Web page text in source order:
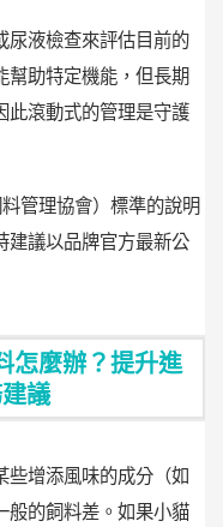
尿液檢查來評估目前的
幫助特定機能，但長期
此滾動式的管理是守護
管理協會）標準的說明
建議以品牌官方最新公
怎麼辦？提升進
議
些增添風味的成分（如
般的飼料差。如果小貓